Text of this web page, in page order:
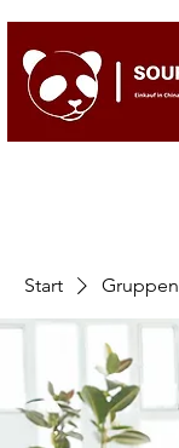
Start Gruppen